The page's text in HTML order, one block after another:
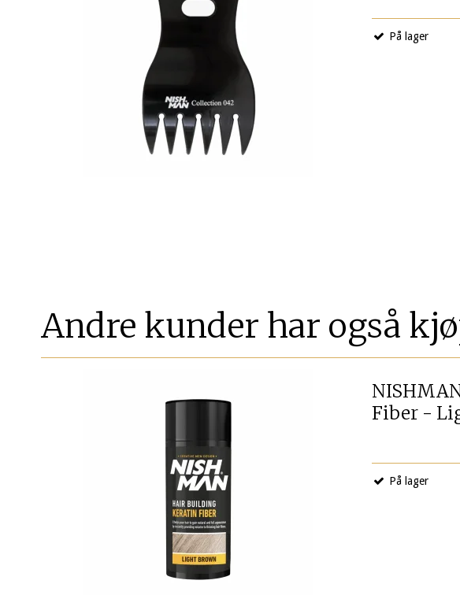
På lager
Andre kunder har også
Fiber -
På lager